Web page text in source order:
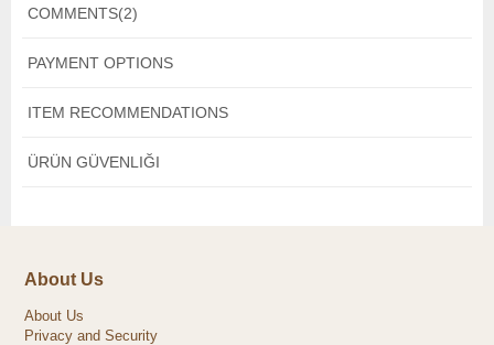
COMMENTS(2)
PAYMENT OPTIONS
ITEM RECOMMENDATIONS
ÜRÜN GÜVENLIĞI
About Us
About Us
Privacy and Security